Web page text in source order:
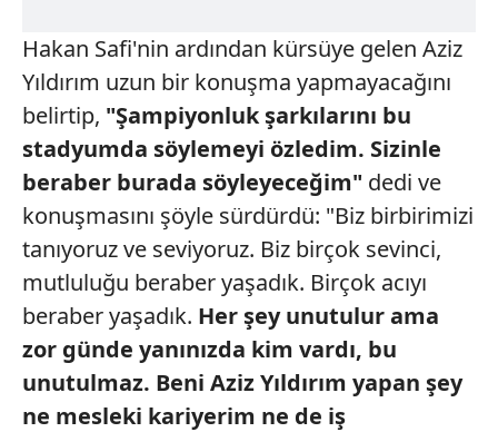
Hakan Safi'nin ardından kürsüye gelen Aziz
Yıldırım uzun bir konuşma yapmayacağını
belirtip, "Şampiyonluk şarkılarını bu
stadyumda söylemeyi özledim. Sizinle
beraber burada söyleyeceğim" dedi ve
konuşmasını şöyle sürdürdü: "Biz birbirimizi
tanıyoruz ve seviyoruz. Biz birçok sevinci,
mutluluğu beraber yaşadık. Birçok acıyı
beraber yaşadık. Her şey unutulurama
zor günde yanınızda kim vardı, bu
unutulmaz. Beni AzizYıldırım yapan şey
ne mesleki kariyerim ne de iş